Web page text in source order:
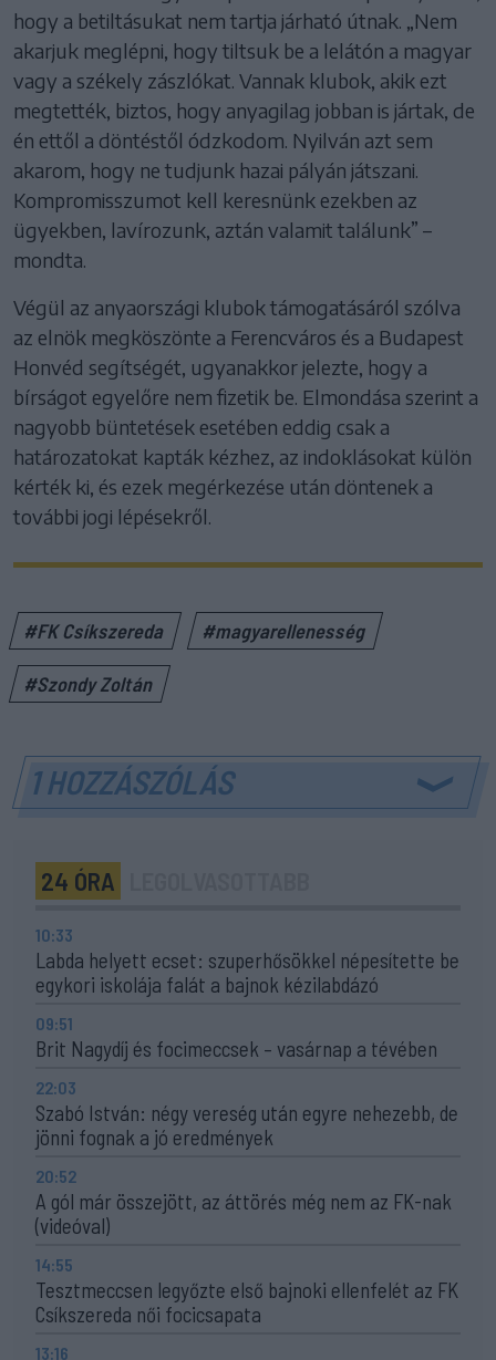
hogy a betiltásukat nem tartja járható útnak. „Nem
akarjuk meglépni, hogy tiltsuk be a lelátón a magyar
vagy a székely zászlókat. Vannak klubok, akik ezt
megtették, biztos, hogy anyagilag jobban is jártak, de
én ettől a döntéstől ódzkodom. Nyilván azt sem
akarom, hogy ne tudjunk hazai pályán játszani.
Kompromisszumot kell keresnünk ezekben az
ügyekben, lavírozunk, aztán valamit találunk” –
mondta.
Végül az anyaországi klubok támogatásáról szólva
az elnök megköszönte a Ferencváros és a Budapest
Honvéd segítségét, ugyanakkor jelezte, hogy a
bírságot egyelőre nem fizetik be. Elmondása szerint a
nagyobb büntetések esetében eddig csak a
határozatokat kapták kézhez, az indoklásokat külön
kérték ki, és ezek megérkezése után döntenek a
további jogi lépésekről.
#FK Csíkszereda #magyarellenesség
#Szondy Zoltán
1 HOZZÁSZÓLÁS
24 ÓRA
10:33
Labda helyett ecset: szuperhősökkel népesítette be
egykori iskolája falát a bajnok kézilabdázó
09:51
Brit Nagydíj és focimeccsek – vasárnap a tévében
22:03
Szabó István: négy vereség után egyre nehezebb, de
jönni fognak a jó eredmények
20:52
A gól már összejött, az áttörés még nem az FK-nak
(videóval)
14:55
Tesztmeccsen legyőzte első bajnoki ellenfelét az FK
Csíkszereda női focicsapata
13:16